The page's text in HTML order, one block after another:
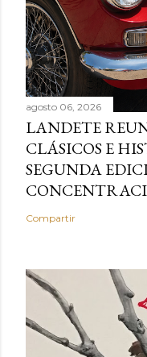
agosto 06, 2026
LANDETE
CLÁSICOS E
SEGUNDA
Compartir